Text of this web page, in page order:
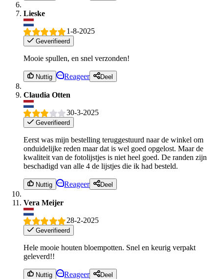
Lieske
1-8-2025
Geverifieerd
Mooie spullen, en snel verzonden!
Nuttig Reageer Deel
Claudia Otten
30-3-2025
Geverifieerd
Eerst was mijn bestelling teruggestuurd naar de winkel om
onduidelijke reden maar dat is wel goed opgelost. Maar de
kwaliteit van de fotolijstjes is niet heel goed. De randen zijn
beschadigd van alle 4 de lijstjes die ik had besteld.
Nuttig Reageer Deel
Vera Meijer
28-2-2025
Geverifieerd
Hele mooie houten bloempotten. Snel en keurig verpakt
geleverd!!
Nuttig Reageer Deel